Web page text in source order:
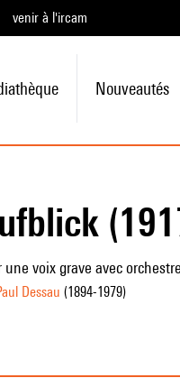
venir à l'ircam
Nouveautés
une voix grave avec orchestre
Dessau (1894-1979)